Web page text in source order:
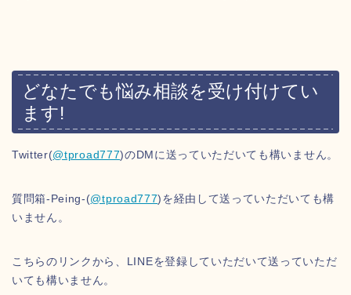
どなたでも悩み相談を受け付けてい
ます!
Twitter(@tproad777)のDMに送っていただいても構いません。
質問箱-Peing-(@tproad777)を経由して送っていただいても構
いません。
こちらのリンクから、LINEを登録していただいて送っていただ
いても構いません。